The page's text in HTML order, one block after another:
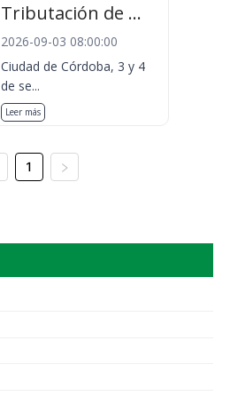
Tributación de ...
2026-09-03 08:00:00
Ciudad de Córdoba, 3 y 4
de se...
Leer más
1